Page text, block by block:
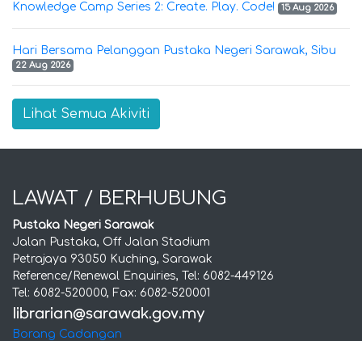
Knowledge Camp Series 2: Create. Play. Code! 15 Aug 2026
Hari Bersama Pelanggan Pustaka Negeri Sarawak, Sibu
22 Aug 2026
Lihat Semua Akiviti
LAWAT / BERHUBUNG
Pustaka Negeri Sarawak
Jalan Pustaka, Off Jalan Stadium
Petrajaya 93050 Kuching, Sarawak
Reference/Renewal Enquiries, Tel: 6082-449126
Tel: 6082-520000, Fax: 6082-520001
Borang Cadangan